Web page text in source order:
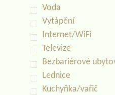
Voda
Vytápění
Internet/WiFi
Televize
Bezbariérové
Lednice
Kuchyňka/vařič